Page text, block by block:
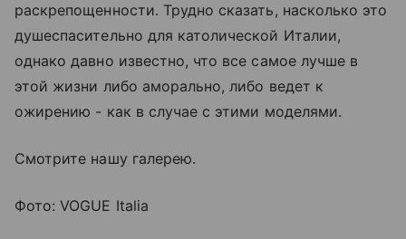
раскрепощенности. Трудно сказать, насколько это
душеспасительно для католической Италии,
однако давно известно, что все самое лучше в
этой жизни либо аморально, либо ведет к
ожирению - как в случае с этими моделями.
Смотрите нашу галерею.
Фото: VOGUE Italia